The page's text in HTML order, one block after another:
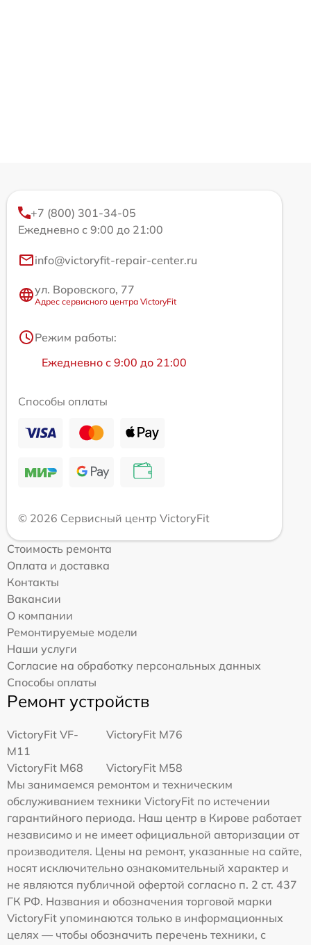
+7 (800) 301-34-05
Ежедневно с 9:00 до 21:00
info@victoryfit-repair-center.ru
ул. Воровского, 77
Адрес сервисного центра VictoryFit
Режим работы:
Ежедневно с 9:00 до 21:00
Способы оплаты
© 2026 Сервисный центр VictoryFit
Стоимость ремонта
Оплата и доставка
Контакты
Вакансии
О компании
Ремонтируемые модели
Наши услуги
Согласие на обработку персональных данных
Способы оплаты
Ремонт устройств
VictoryFit VF-
M11
VictoryFit M76
VictoryFit M68
VictoryFit M58
Мы занимаемся ремонтом и техническим
обслуживанием техники VictoryFit по истечении
гарантийного периода. Наш центр в Кирове работает
независимо и не имеет официальной авторизации от
производителя. Цены на ремонт, указанные на сайте,
носят исключительно ознакомительный характер и
не являются публичной офертой согласно п. 2 ст. 437
ГК РФ. Названия и обозначения торговой марки
VictoryFit упоминаются только в информационных
целях — чтобы обозначить перечень техники, с